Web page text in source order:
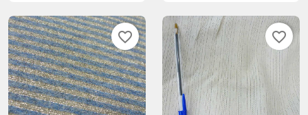
favorite_border favorite_border